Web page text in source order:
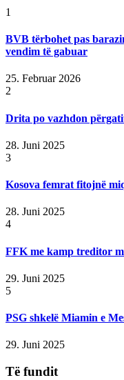
1
BVB tërbohet pas
vendim të gabuar
25. Februar 2026
2
Drita po vazhdon
28. Juni 2025
3
Kosova femrat fitojnë
28. Juni 2025
4
FFK me kamp treditor
29. Juni 2025
5
PSG shkelë Miamin e
29. Juni 2025
Të fundit